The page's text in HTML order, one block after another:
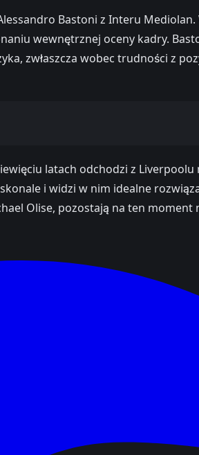
Bastoni z Interu Mediolan.
wewnętrznej oceny kadry.
zwłaszcza wobec trudności z
latach odchodzi z
i widzi w nim idealne
Olise, pozostają na ten moment